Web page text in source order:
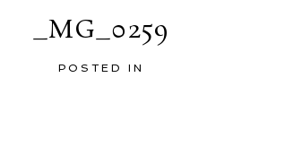
_MG_0259
POSTED IN